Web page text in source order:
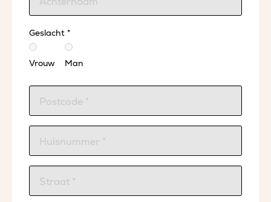
Geslacht *
Vrouw Man